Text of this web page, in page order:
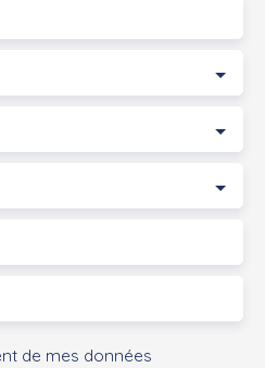
de mes données